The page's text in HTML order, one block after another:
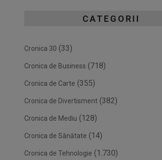
CATEGORII
Cronica 30 (33)
Cronica de Business (718)
Cronica de Carte (355)
Cronica de Divertisment (382)
Cronica de Mediu (128)
Cronica de Sănătate (14)
Cronica de Tehnologie (1.730)